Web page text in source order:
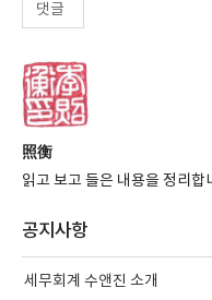
댓글
照衡
읽고 보고 들은 내용을 정리합
공지사항
세무회계 수앤진 소개